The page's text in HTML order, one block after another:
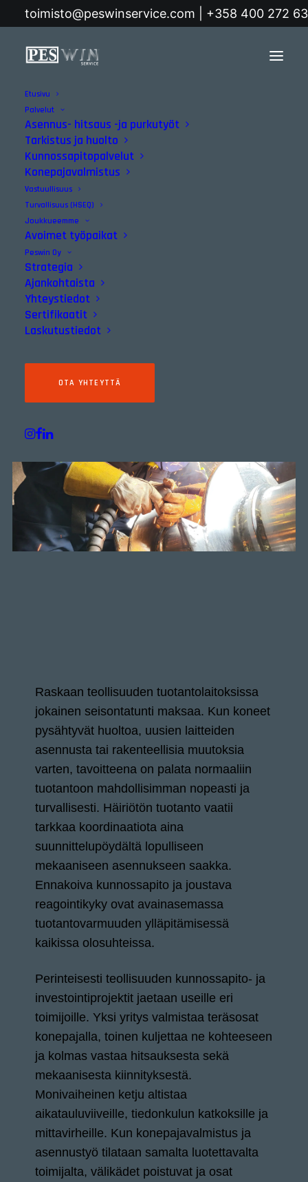
toimisto@peswinservice.com | +358 400 272
Etusivu
Palvelut
Asennus- hitsaus -ja purkutyöt
Tarkistus ja huolto
Kunnossapitopalvelut
Konepajavalmistus
Vastuullisuus
Turvallisuus (HSEQ)
Joukkueemme
Avoimet työpaikat
Peswin Oy
Strategia
Ajankohtaista
Yhteystiedot
Sertifikaatit
Laskutustiedot
OTA YHTEYTTÄ
Etusivu
Konepajavalmistus ja
mekaniikka-asennukset
luotettavasti samalta
kumppanilta
BLOGI | 07/06/2026
Raskaan teollisuuden tuotantolaitoksissa
jokainen seisontatunti maksaa. Kun koneet
pysähtyvät huoltoa, uusien laitteiden
asennusta tai rakenteellisia muutoksia
varten, tavoitteena on palata normaaliin
tuotantoon mahdollisimman nopeasti ja
turvallisesti. Häiriötön tuotanto vaatii
tarkkaa koordinaatiota aina
suunnittelupöydältä lopulliseen
mekaaniseen asennukseen saakka.
Ennakoiva kunnossapito ja joustava
reagointikyky ovat avainasemassa
tuotantovarmuuden ylläpitämisessä
kaikissa olosuhteissa.
Perinteisesti teollisuuden kunnossapito- ja
investointiprojektit jaetaan useille eri
toimijoille. Yksi yritys valmistaa teräsosat
konepajalla, toinen kuljettaa ne kohteeseen
ja kolmas vastaa hitsauksesta sekä
mekaanisesta kiinnityksestä.
Monivaiheinen ketju altistaa
aikatauluviiveille, tiedonkulun katkoksille ja
mittavirheille. Kun konepajavalmistus ja
asennustyö tilataan samalta luotettavalta
toimijalta, välikädet poistuvat ja osat